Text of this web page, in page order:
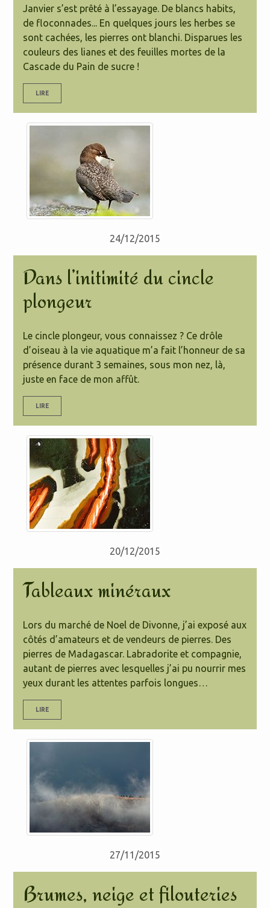
Janvier s’est prêté à l’essayage. De blancs habits,
de floconnades... En quelques jours les herbes se
sont cachées, les pierres ont blanchi. Disparues les
couleurs des lianes et des feuilles mortes de la
Cascade du Pain de sucre !
LIRE
24/12/2015
Dans l’initimité du cincle
plongeur
Le cincle plongeur, vous connaissez ? Ce drôle
d’oiseau à la vie aquatique m’a fait l’honneur de sa
présence durant 3 semaines, sous mon nez, là,
juste en face de mon affût.
LIRE
20/12/2015
Tableaux minéraux
Lors du marché de Noel de Divonne, j’ai exposé aux
côtés d’amateurs et de vendeurs de pierres. Des
pierres de Madagascar. Labradorite et compagnie,
autant de pierres avec lesquelles j’ai pu nourrir mes
yeux durant les attentes parfois longues…
LIRE
27/11/2015
Brumes, neige et filouteries